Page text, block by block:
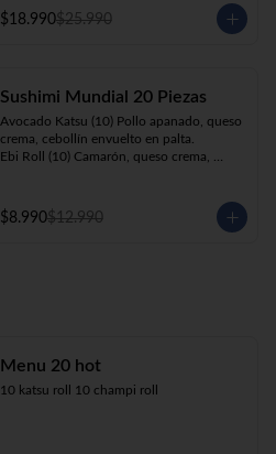
crema, cebollín, envuelto en sésamo.
Katsu Roll (10) Pollo apanado, queso
Kani Maki (10) Kanikama, palta, envuelto
en nori.
+ Bebida 1.5lt.
$18.990$25.990
Sushimi Mundial 20 Piezas
Avocado Katsu (10) Pollo apanado, queso
crema, cebollín envuelto en palta.
Ebi Roll (10) Camarón, queso crema,
$8.990$12.990
Menu 20 hot
10 katsu roll 10 champi roll